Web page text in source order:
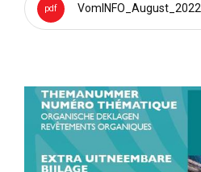
pdf VomINFO_August_2022